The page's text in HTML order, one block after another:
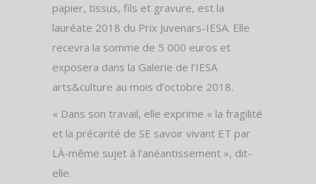
papier, tissus, fils et gravure, est la
lauréate 2018 du Prix Juvenars-IESA. Elle
recevra la somme de 5 000 euros et
exposera dans la Galerie de l’IESA
arts&culture au mois d’octobre 2018.
« Dans son travail, elle exprime « la fragilité
et la précarité de SE savoir vivant ET par
LÀ-même sujet à l’anéantissement », dit-
elle.